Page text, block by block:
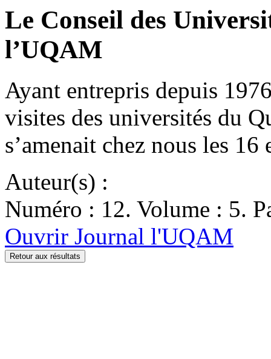
Le Conseil des
l’UQAM
Ayant entrepris depuis
visites des universités du
s’amenait chez nous les
Auteur(s) :
Numéro : 12. Volume : 5.
Ouvrir Journal l'UQAM
Retour aux résultats